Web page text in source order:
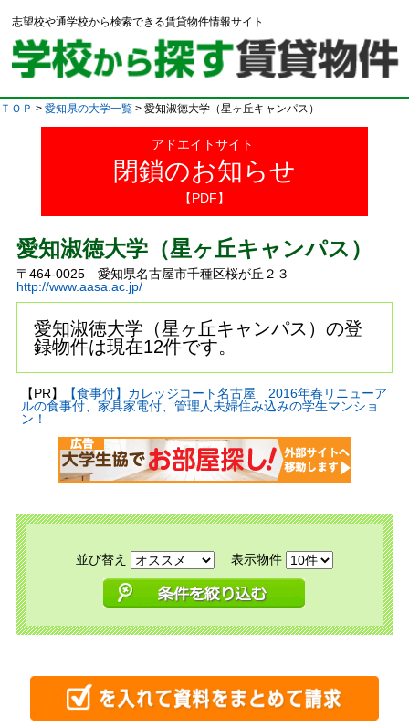
志望校や通学校から検索できる賃貸物件情報サイト
ＴＯＰ > 愛知県の大学一覧 > 愛知淑徳大学（星ヶ丘キャンパス）
アドエイトサイト
閉鎖のお知らせ
【PDF】
愛知淑徳大学（星ヶ丘キャンパス）
〒464-0025 愛知県名古屋市千種区桜が丘２３
http://www.aasa.ac.jp/
愛知淑徳大学（星ヶ丘キャンパス）の登
録物件は現在12件です。
【PR】
【食事付】カレッジコート名古屋 2016年春リニューア
ルの食事付、家具家電付、管理人夫婦住み込みの学生マンショ
ン！
並び替え 表示物件